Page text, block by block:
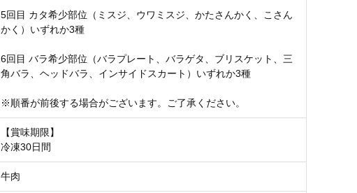
5回目 カタ希少部位（ミスジ、ウワミスジ、かたさんかく、こさん
かく）いずれか3種
6回目 バラ希少部位（バラプレート、バラゲタ、ブリスケット、三
角バラ、ヘッドバラ、インサイドスカート）いずれか3種
※順番が前後する場合がございます。ご了承ください。
【賞味期限】
冷凍30日間
牛肉